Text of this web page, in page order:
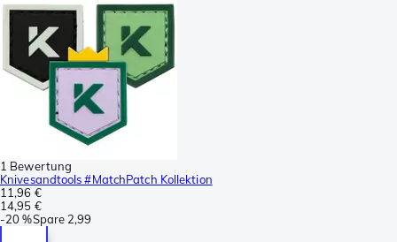
1 Bewertung
Knivesandtools #MatchPatch Kollektion
11,96 €
14,95 €
-20 %Spare 2,99